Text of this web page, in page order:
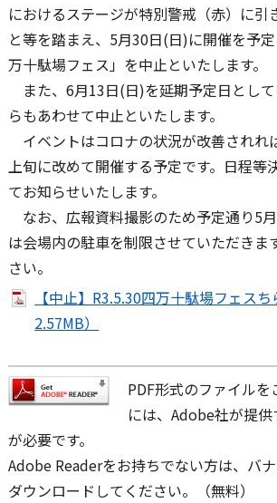
におけるステージが特別警戒（赤）に引
と等を踏まえ、5月30日(日)に開催を予
万十駄場フェス」を中止といたします。
また、6月13日(日)を延期予定日とし
らもあわせて中止といたします。
イベントはコロナの状況が改善されれ
上旬に改めて開催する予定です。日程等
てお知らせいたします。
なお、広報資料撮影のため予定通り5
は会場内の駐車を制限させていただきま
さい。
【中止】R3.5.30四万十駄場フェスち
2.57MB）
PDF形式のファイル
には、Adobe社が提
が必要です。
Adobe Readerをお持ちでない方は、バ
ダウンロードしてください。（無料）